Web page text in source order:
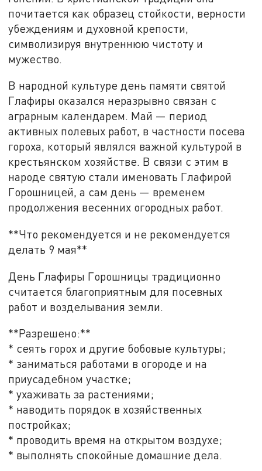
почитается как образец стойкости, верности
убеждениям и духовной крепости,
символизируя внутреннюю чистоту и
мужество.
В народной культуре день памяти святой
Глафиры оказался неразрывно связан с
аграрным календарем. Май — период
активных полевых работ, в частности посева
гороха, который являлся важной культурой в
крестьянском хозяйстве. В связи с этим в
народе святую стали именовать Глафирой
Горошницей, а сам день — временем
продолжения весенних огородных работ.
**Что рекомендуется и не рекомендуется
делать 9 мая**
День Глафиры Горошницы традиционно
считается благоприятным для посевных
работ и возделывания земли.
**Разрешено:**
* сеять горох и другие бобовые культуры;
* заниматься работами в огороде и на
приусадебном участке;
* ухаживать за растениями;
* наводить порядок в хозяйственных
постройках;
* проводить время на открытом воздухе;
* выполнять спокойные домашние дела.